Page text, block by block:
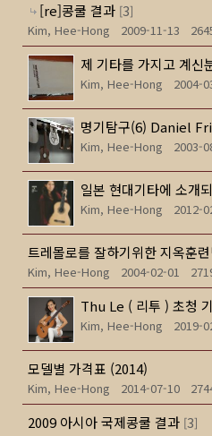
[re]콩쿨 결과 [3]
Kim, Hee-Hong
2009-11-13
제 기타를 가지고 계신
Kim, Hee-Hong
2004-
명기탐구(6) Daniel
Kim, Hee-Hong
2003-
일본 현대기타에 소개
Kim, Hee-Hong
2012-
트레몰로를 잘하기위한 지옥훈
Kim, Hee-Hong 2004-02-01
Thu Le ( 리투 ) 초청
Kim, Hee-Hong
2019-
모델별 가격표 (2014)
Kim, Hee-Hong 2014-07-10
2009 아시아 국제콩쿨 결과 [3]